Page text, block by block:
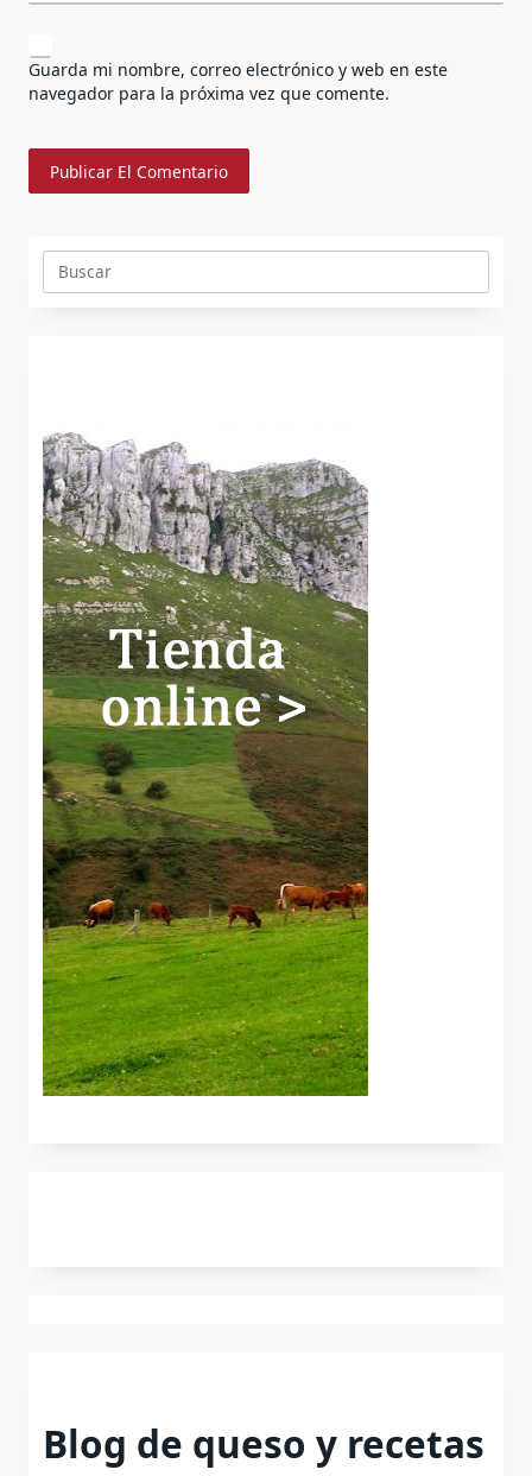
Guarda mi nombre, correo electrónico y web en este
navegador para la próxima vez que comente.
Buscar:
Blog de queso y recetas